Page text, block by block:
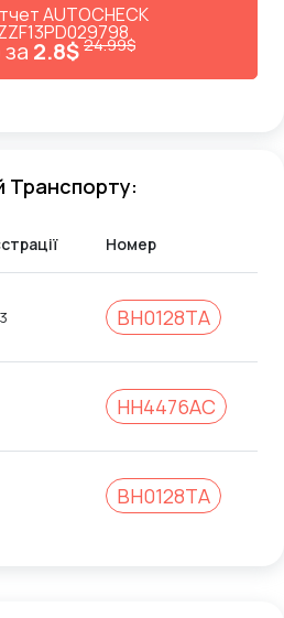
AUTOCHECK
2.8$24.99$
Транспорту:
Номер
BH0128TA
HH4476AC
BH0128TA